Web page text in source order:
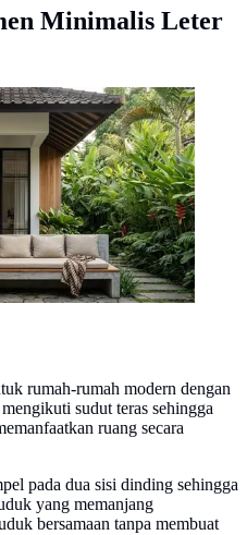
Minimalis Leter
Leter L/ Model Bale-
yang Kokoh (AI
rumah-rumah modern dengan
sudut teras sehingga
ruang secara
pada dua sisi dinding sehingga
yang memanjang
bersamaan tanpa membuat